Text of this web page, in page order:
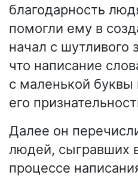
благодарность
помогли ему в
начал с шутливого
что написание
с маленькой буквы
его
Далее он
людей, сыгравших
процессе